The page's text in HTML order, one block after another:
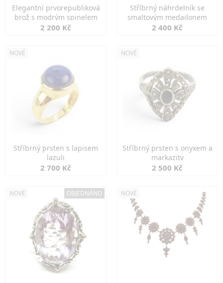
Elegantní prvorepubliková
brož s modrým spinelem
2 200 Kč
Stříbrný náhrdelník se
smaltovým medailonem
2 400 Kč
NOVÉ
Stříbrný prsten s lapisem
lazuli
2 700 Kč
NOVÉ
Stříbrný prsten s onyxem a
markazity
2 500 Kč
NOVÉ OBJEDNÁNO NOVÉ